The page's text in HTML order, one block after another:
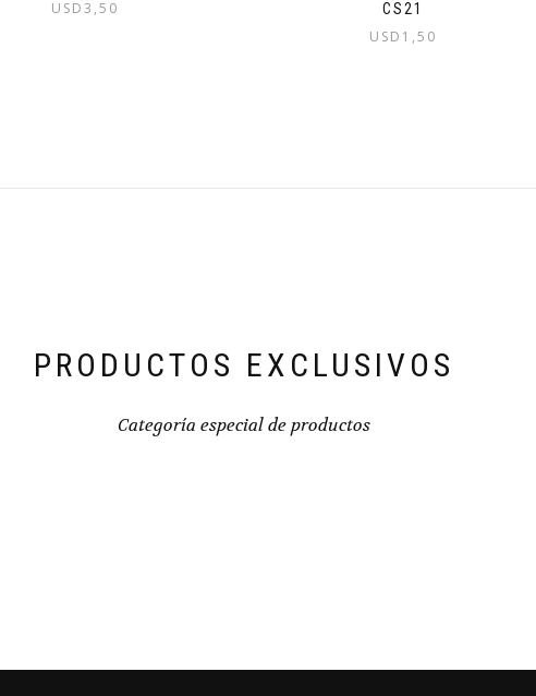
USD3,50
CS21
USD 1,50
PRODUCTOS EXCLUSIVOS
Categoría especial de productos